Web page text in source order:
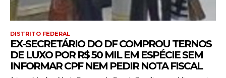
DISTRITO FEDERAL
EX-SECRETÁRIO DO DF COMPROU TERNOS
DE LUXO POR R$ 50 MIL EM ESPÉCIE SEM
INFORMAR CPF NEM PEDIR NOTA FISCAL